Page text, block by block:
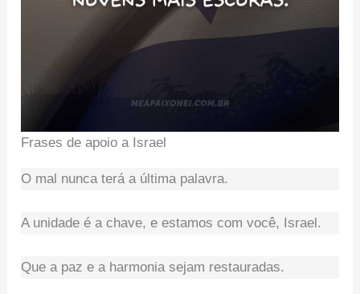
Frases de apoio a Israel
O mal nunca terá a última palavra.
A unidade é a chave, e estamos com você, Israel.
Que a paz e a harmonia sejam restauradas.